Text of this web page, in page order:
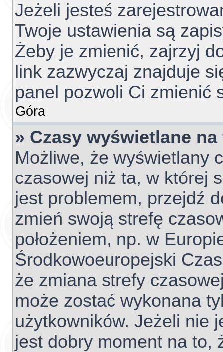
Jeżeli jesteś
Twoje ustawienia są
Żeby je zmienić, zajrzyj
link zazwyczaj znajduje
panel pozwoli Ci zmienić
Góra
» Czasy wyświetlane
Możliwe, że wyświetlany
czasowej niż ta, w której
jest problemem, przejdź
zmień swoją strefę
położeniem, np. w
Środkowoeuropejski
że zmiana strefy
może zostać wykonana
użytkowników. Jeżeli nie
jest dobry moment na to,